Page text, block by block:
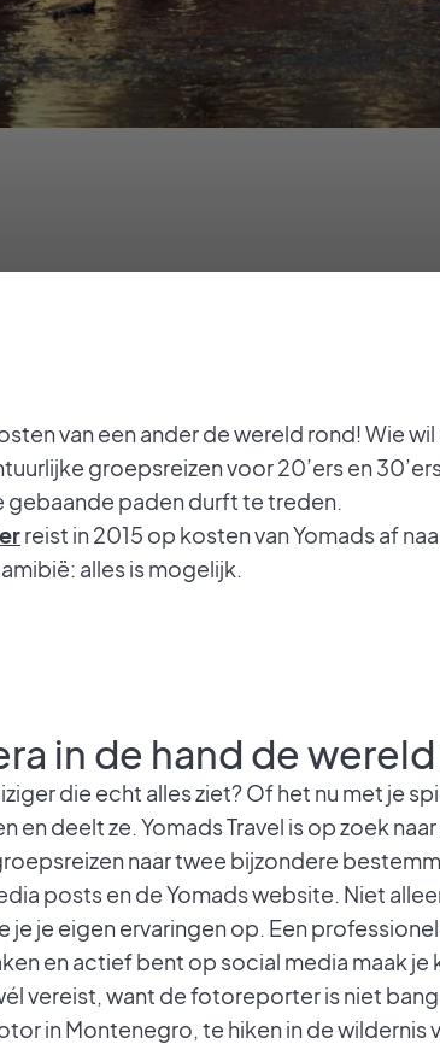
van een ander de wereld rond! Wie wil
groepsreizen voor 20’ers en
paden durft te treden.
reist in 2015 op kosten van Yomads af
alles is mogelijk.
in de hand de
die echt alles ziet? Of het nu met je
en deelt ze. Yomads Travel is op zoek
naar twee bijzondere
posts en de Yomads website. Niet
je je eigen ervaringen op. Een
en actief bent op social media maak
vereist, want de fotoreporter is niet
in Montenegro, te hiken in de